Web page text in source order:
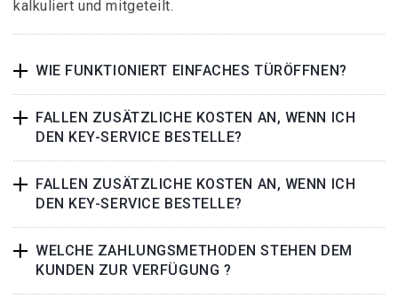
kalkuliert und mitgeteilt.
WIE FUNKTIONIERT EINFACHES TÜRÖFFNEN?
FALLEN ZUSÄTZLICHE KOSTEN AN, WENN ICH
DEN KEY-SERVICE BESTELLE?
FALLEN ZUSÄTZLICHE KOSTEN AN, WENN ICH
DEN KEY-SERVICE BESTELLE?
WELCHE ZAHLUNGSMETHODEN STEHEN DEM
KUNDEN ZUR VERFÜGUNG ?